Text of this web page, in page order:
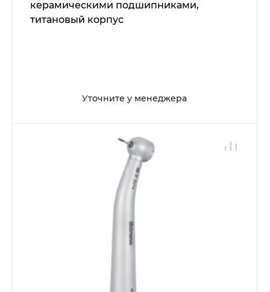
керамическими подшипниками,
титановый корпус
Уточните у менеджера